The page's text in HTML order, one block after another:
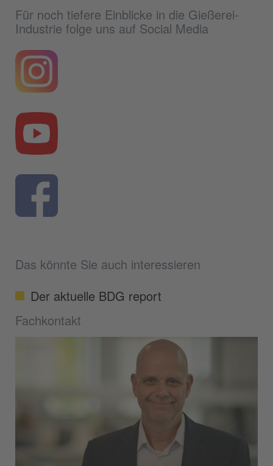
Für noch tiefere Einblicke in die Gießerei-
Industrie folge uns auf Social Media
Das könnte Sie auch interessieren
Der aktuelle BDG report
Fachkontakt